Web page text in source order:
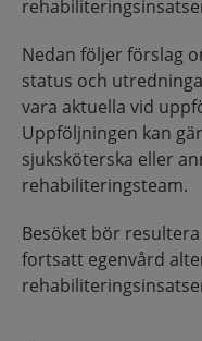
Nedan följer förslag
status och
vara aktuella vid
Uppföljningen kan
sjuksköterska eller
rehabiliteringsteam.
Besöket bör
fortsatt egenvård